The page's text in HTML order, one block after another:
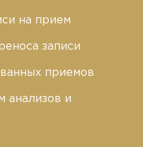
на прием
записи
приемов
анализов и